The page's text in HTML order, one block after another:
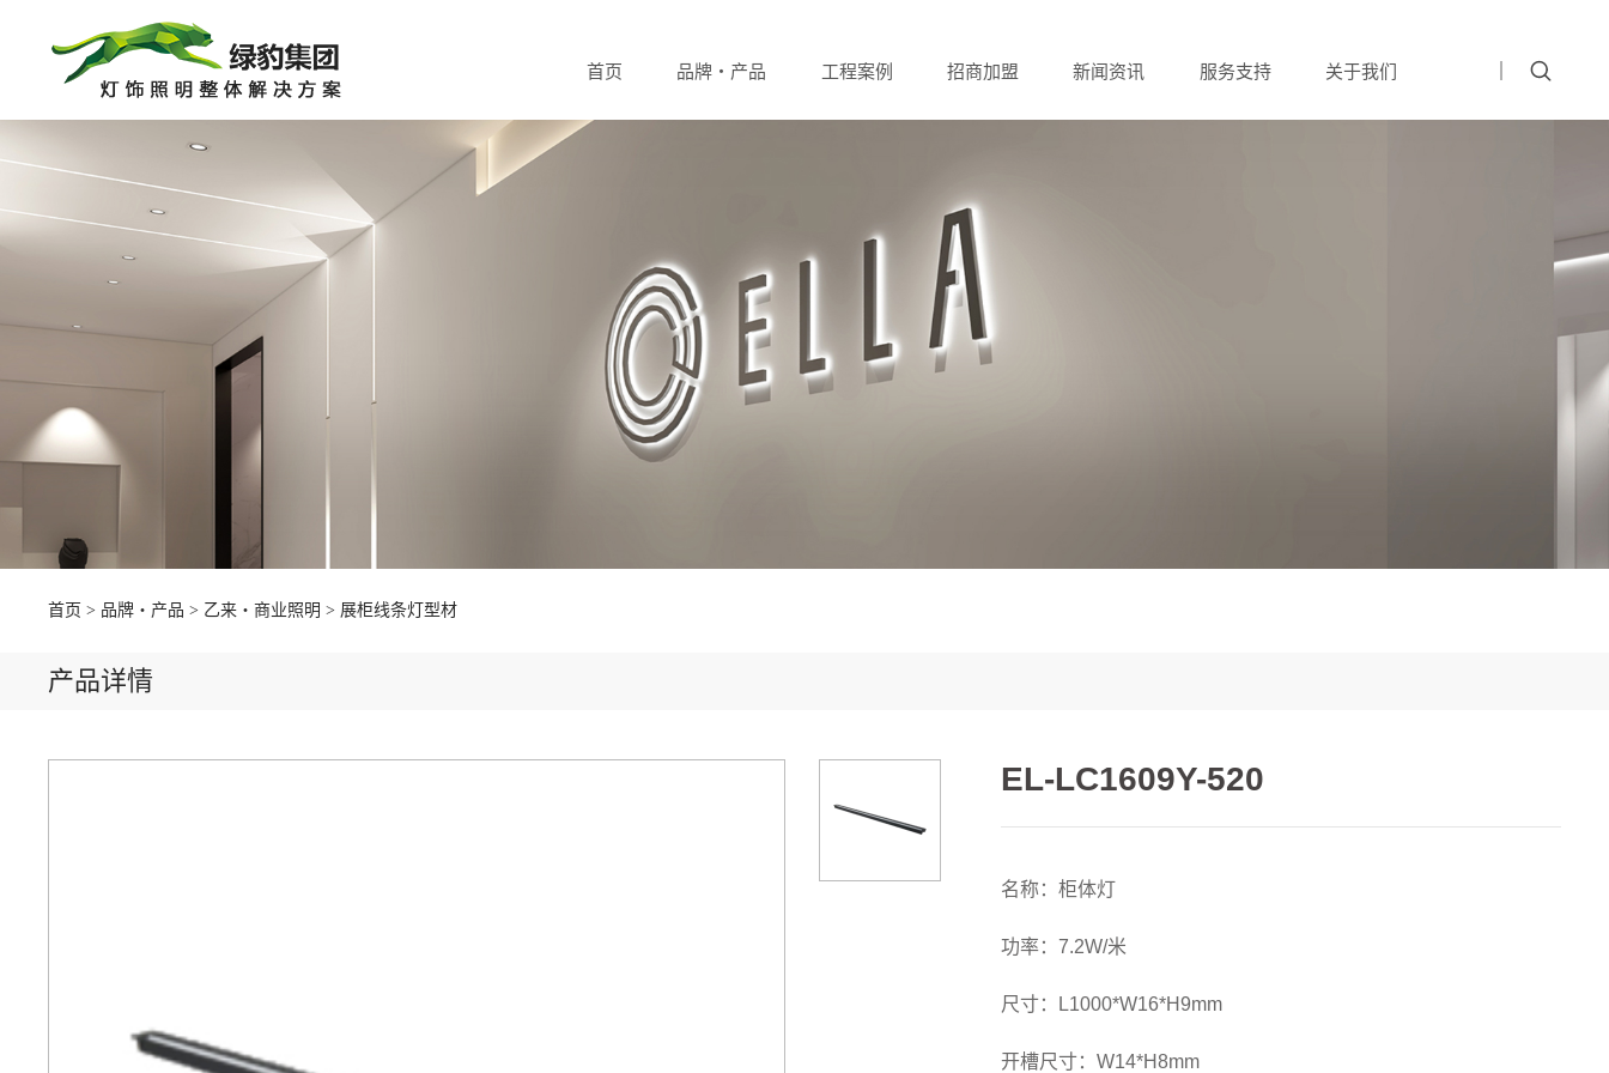
首页 品牌・产品 工程案例 招商加盟 新闻资讯 服务支持 关于我们
首页 品牌・产品 乙来・商业照明 展柜线条灯型材
产品详情
EL-LC1609Y-520
名称：柜体灯
功率：7.2W/米
尺寸：L1000*W16*H9mm
开槽尺寸：W14*H8mm